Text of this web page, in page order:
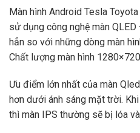
Màn hình Android Tesla
sử dụng công nghệ màn
hẳn so với những dòng màn
Chất lượng màn hình
Ưu điểm lớn nhất của màn
hơn dưới ánh sáng mặt trời.
thì màn IPS thường sẽ bị lóa